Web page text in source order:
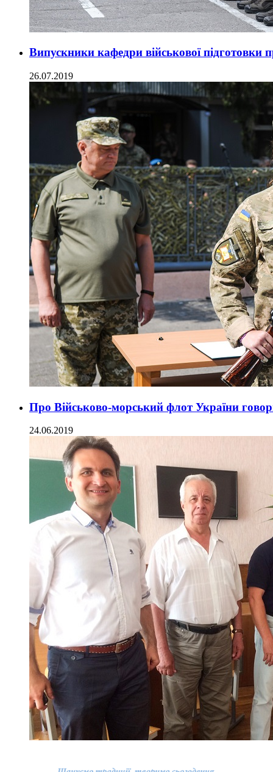
Випускники кафедри військової підготовки
26.07.2019
Про Військово-морський флот України
24.06.2019